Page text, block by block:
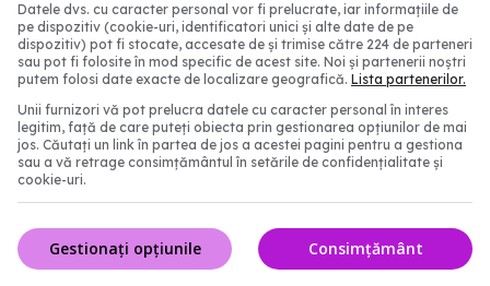
buzelor poate avea consecințe. Expansiunea
precoce, iar îndepărtarea excesului de
de proceduri intră în sfera chirurgiei plastice
deschisă între medic și pacient. Prof. dr. Ioan
subliniază importanța unei abordări
în astfel de cazuri.
mare căutare. Prof. dr. Ioan Lascăr: Sunt sigure.
Datele dvs. cu caracter personal vor fi prelucrate, iar informațiile de
pe dispozitiv (cookie-uri, identificatori unici și alte date de pe
dispozitiv) pot fi stocate, accesate de și trimise către 224 de parteneri
sau pot fi folosite în mod specific de acest site. Noi și partenerii noștri
putem folosi date exacte de localizare geografică. Lista partenerilor.
Unii furnizori vă pot prelucra datele cu caracter personal în interes
legitim, față de care puteți obiecta prin gestionarea opțiunilor de mai
jos. Căutați un link în partea de jos a acestei pagini pentru a gestiona
sau a vă retrage consimțământul în setările de confidențialitate și
cookie-uri.
Consimțământ
Gestionați opțiunile